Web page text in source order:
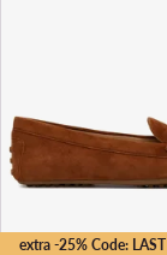
extra -25% Code: LAST